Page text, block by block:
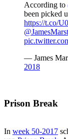
According to
been picked
https://t.co/
— James
2018
Prison Break
In week 50-2017